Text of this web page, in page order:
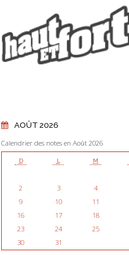
AOÛT 2026
Calendrier des notes en Août 2026
D L M
2
3 4
9
10 11
16
17 18
23
24 25
30
31